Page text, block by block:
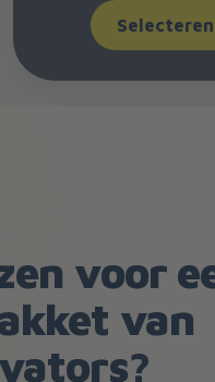
Selecteren
voor
van